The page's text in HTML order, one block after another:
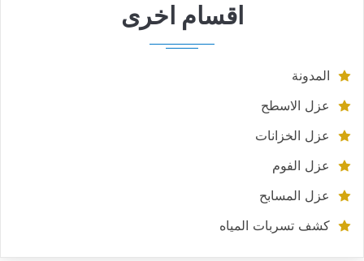
اقسام اخرى
المدونة
عزل الاسطح
عزل الخزانات
عزل الفوم
عزل المسابح
كشف تسربات المياه